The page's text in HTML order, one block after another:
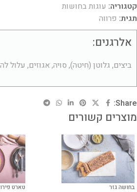
קטגוריה: עוגות בחושות
תגית: פרווה
אלרגנים:
ביצים, גלוטן (חיטה), סויה, אגוזים, עלול
Share:
מוצרים קשורים
בחושה גזר טארט